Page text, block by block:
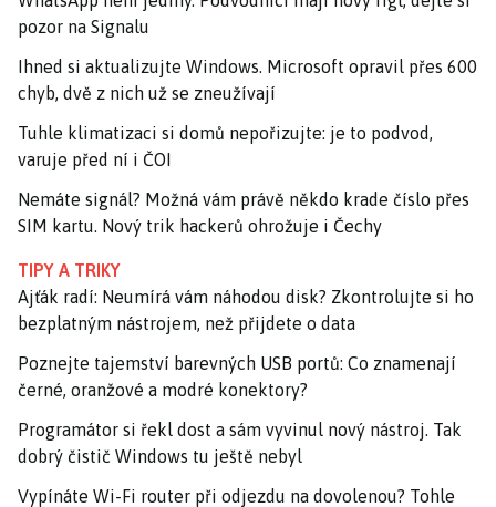
pozor na Signalu
Ihned si aktualizujte Windows. Microsoft opravil přes 600
chyb, dvě z nich už se zneužívají
Tuhle klimatizaci si domů nepořizujte: je to podvod,
varuje před ní i ČOI
Nemáte signál? Možná vám právě někdo krade číslo přes
SIM kartu. Nový trik hackerů ohrožuje i Čechy
TIPY A TRIKY
Ajťák radí: Neumírá vám náhodou disk? Zkontrolujte si ho
bezplatným nástrojem, než přijdete o data
Poznejte tajemství barevných USB portů: Co znamenají
černé, oranžové a modré konektory?
Programátor si řekl dost a sám vyvinul nový nástroj. Tak
dobrý čistič Windows tu ještě nebyl
Vypínáte Wi-Fi router při odjezdu na dovolenou? Tohle